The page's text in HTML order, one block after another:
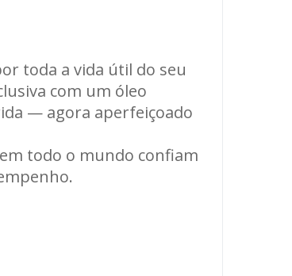
toda a vida útil do seu
com um óleo
— agora aperfeiçoado
todo o mundo confiam